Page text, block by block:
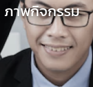
ภาพกิจกรรม